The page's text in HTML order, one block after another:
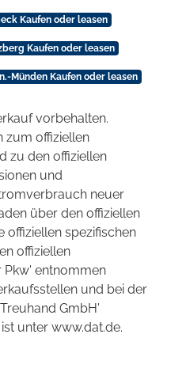
Kaufen oder leasen
Kaufen oder leasen
Münden Kaufen oder leasen
vorbehalten.
zum offiziellen
zu den offiziellen
und
neuer
über den offiziellen
offiziellen spezifischen
offiziellen
entnommen
und bei der
GmbH'
unter www.dat.de.